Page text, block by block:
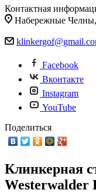
Контактная
Набережные
Facebook
Вконтакте
Instagram
YouTube
Поделиться
Клинкерная
Westerwalder